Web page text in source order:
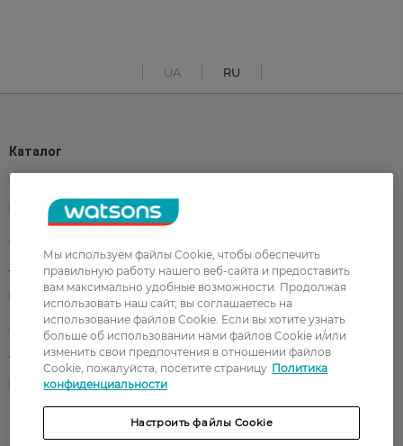
UA RU
Каталог
Парфюмерия
Акции
Лицо Тело
Волосы
Аксессуары Дерматокосметика
Бренды
Клиентам
Мы используем файлы Cookie, чтобы обеспечить
правильную работу нашего веб-сайта и предоставить
вам максимально удобные возможности. Продолжая
использовать наш сайт, вы соглашаетесь на
использование файлов Cookie. Если вы хотите узнать
больше об использовании нами файлов Cookie и/или
изменить свои предпочтения в отношении файлов
Cookie, пожалуйста, посетите страницу Политика
конфиденциальности
Настроить файлы Cookie